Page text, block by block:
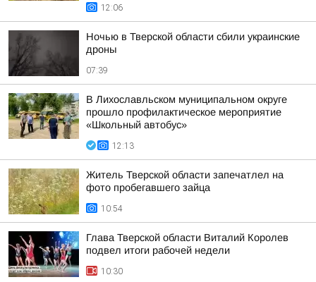
12:06
Ночью в Тверской области сбили украинские
дроны
07:39
В Лихославльском муниципальном округе
прошло профилактическое мероприятие
«Школьный автобус»
12:13
Житель Тверской области запечатлел на
фото пробегавшего зайца
10:54
Глава Тверской области Виталий Королев
подвел итоги рабочей недели
10:30